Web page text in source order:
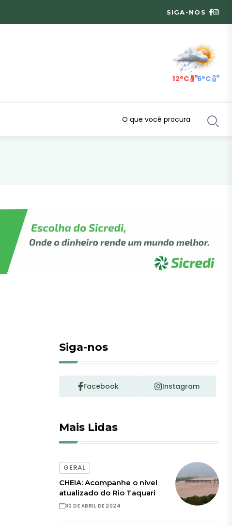
SIGA-NOS
12°C 6°C
Siga-nos
Facebook Instagram
Mais Lidas
GERAL
CHEIA: Acompanhe o nível
atualizado do Rio Taquari
30 DE ABRIL DE 2024